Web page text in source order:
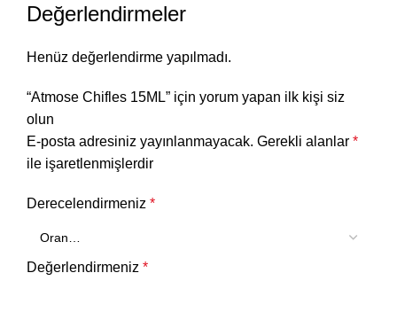
Değerlendirmeler
Henüz değerlendirme yapılmadı.
“Atmose Chifles 15ML” için yorum yapan ilk kişi siz
olun
E-posta adresiniz yayınlanmayacak. Gerekli alanlar *
ile işaretlenmişlerdir
Derecelendirmeniz *
Değerlendirmeniz *